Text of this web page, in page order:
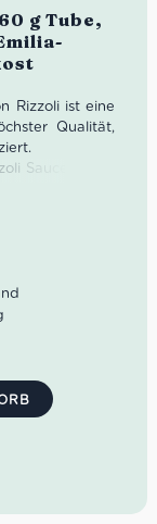
g Tube,
Rizzoli ist eine
Qualität,
Sauce in der
Pizza, als